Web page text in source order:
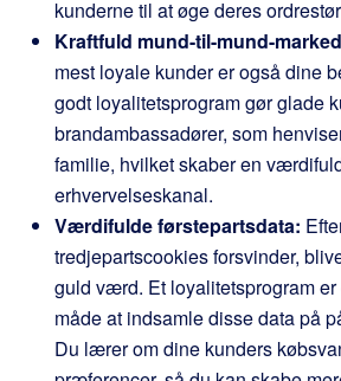
kunderne til at øge deres
Kraftfuld mund-til-mund-
mest loyale kunder er også dine
godt loyalitetsprogram gør glade
brandambassadører, som
familie, hvilket skaber en
erhvervelseskanal.
Værdifulde førstepartsdata:
tredjepartscookies forsvinder,
guld værd. Et loyalitetsprogram
måde at indsamle disse data på
Du lærer om dine kunders